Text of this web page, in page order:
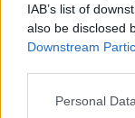
IAB’s list of
also be disclosed
Downstream
Please note that
Personal